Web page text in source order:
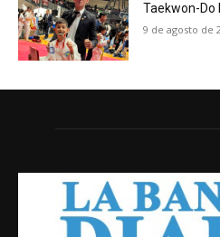
Taekwon-Do
9 de agosto de